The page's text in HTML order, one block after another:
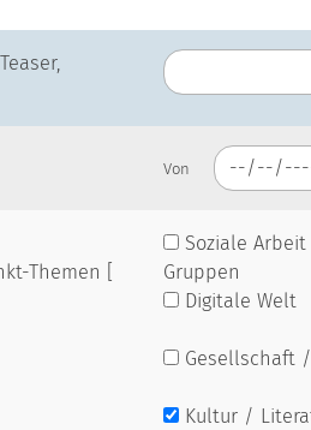
Von
Themen [
Soziale
Gruppen
Digitale Welt
Gesellschaft
Kultur /